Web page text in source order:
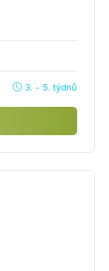
3. - 5. týdnů